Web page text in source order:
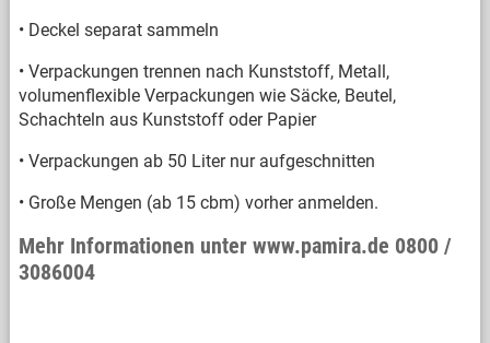
• Deckel separat sammeln
• Verpackungen trennen nach Kunststoff, Metall,
volumenflexible Verpackungen wie Säcke, Beutel,
Schachteln aus Kunststoff oder Papier
• Verpackungen ab 50 Liter nur aufgeschnitten
• Große Mengen (ab 15 cbm) vorher anmelden.
Mehr Informationen unter www.pamira.de 0800 /
3086004